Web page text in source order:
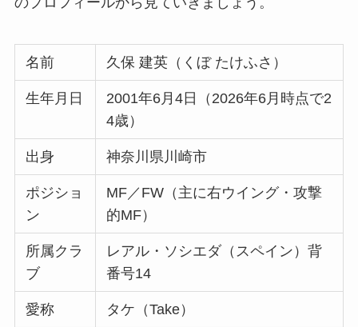
名前 久保 建英（くぼ たけふさ）
生年月日
2001年6月4日（2026年6月時点で2
4歳）
出身 神奈川県川崎市
ポジショ
ン
MF／FW（主に右ウイング・攻撃
的MF）
所属クラ
ブ
レアル・ソシエダ（スペイン）背
番号14
愛称 タケ（Take）